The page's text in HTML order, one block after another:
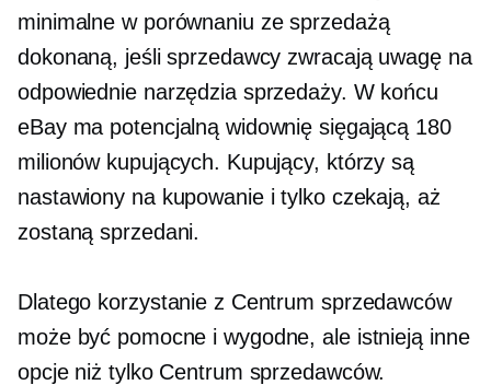
minimalne w porównaniu ze sprzedażą
dokonaną, jeśli sprzedawcy zwracają uwagę na
odpowiednie narzędzia sprzedaży. W końcu
eBay ma potencjalną widownię sięgającą 180
milionów kupujących. Kupujący, którzy są
nastawiony na kupowanie i tylko czekają, aż
zostaną sprzedani.
Dlatego korzystanie z Centrum sprzedawców
może być pomocne i wygodne, ale istnieją inne
opcje niż tylko Centrum sprzedawców.